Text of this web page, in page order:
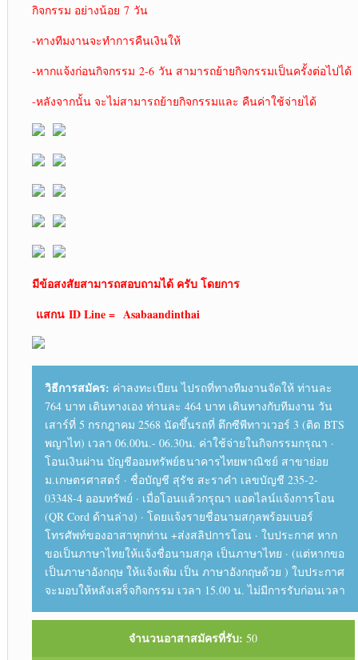
กิจกรรม อย่างน้อย 7 วัน
-ทางทีมงานจะทำการคืนเงินให้
-หากแจ้งก่อนกิจกรรม 2-6 วัน สามารถย้ายกิจกรรมเป็นครั้งต่อไปได้
-หลังจากนั้น จะไม่สามารถย้ายกิจกรรมและ คืนค่าใช้จ่ายได้
มีข้อสงสัยสามารถสอบถามได้ ครับ โดยการ
แสกน ID Line = Asabaandinthai
วิธีการสมัคร: ค่าลงทะเบียน ไปรถที่ทางทีมงานจัดให้ ท่านละ
764 บาท เดินทางเอง ท่านละ 464 บาท เดินทางกับทีมงาน วัน
เสาร์ที่ 5 กรกฎาคม 2568 นัดขึ้นรถที่ ตึกซีพีทาวเวอร์ 3 (ติด BTS
พญาไท) เวลา 06.00น.- 06.30น. ค่าใช้จ่ายในกิจกรรมกรุณา ·
โอนเงินผ่าน บัญชีออมทรัพย์ธนาคารไทยพาณิชย์ สาขาย่อย
ม.เกษตรศาสตร์ · ชื่อบัญชี สุรัช สะราคำ เลขบัญชี 235-2-
03348-4 ออมทรัพย์ · เมื่อโอนแล้วกรุณา แอดไลน์แจ้งการโอน
(QR Cord ด้านล่าง) · โดยแจ้งรายชื่อนามสกุลพร้อมเบอร์
โทรศัพท์ของอาสาทุกท่าน +ส่งสลิปการโอน · ใบประกาศ หาก
ขอเป็นภาษาไทยให้แจ้งชื่อนามสกุล เป็นภาษาไทย · (แต่หากขอ
เป็นภาษาอังกฤษ ให้แจ้งเพิ่ม เป็น ภาษาอังกฤษด้วย ) ใบประกาศ
จะมอบให้หลังเสร็จกิจกรรม เวลา 15.00 น. ไม่มีการรับก่อนเวลา
จำนวนอาสาสมัครที่รับ: 50